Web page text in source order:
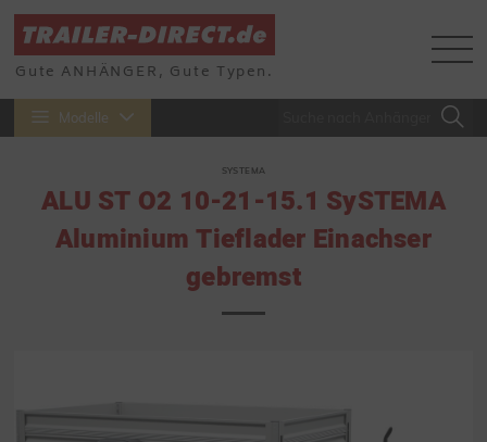
Gute ANHÄNGER, Gute Typen.
Modelle
SYSTEMA
ALU ST O2 10-21-15.1 SySTEMA
Aluminium Tieflader Einachser
gebremst